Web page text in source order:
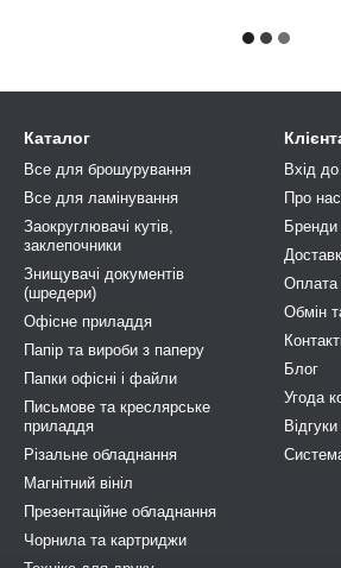
Каталог
Все для брошурування
Все для ламінування
Заокруглювачі кутів,
заклепочники
Знищувачі документів
(шредери)
Офісне приладдя
Папір та вироби з паперу
Папки офісні і файли
Письмове та креслярське
приладдя
Різальне обладнання
Магнітний вініл
Презентаційне обладнання
Чорнила та картриджи
Вхід до
Про нас
Бренди
Оплата
Обмін
Блог
Угода